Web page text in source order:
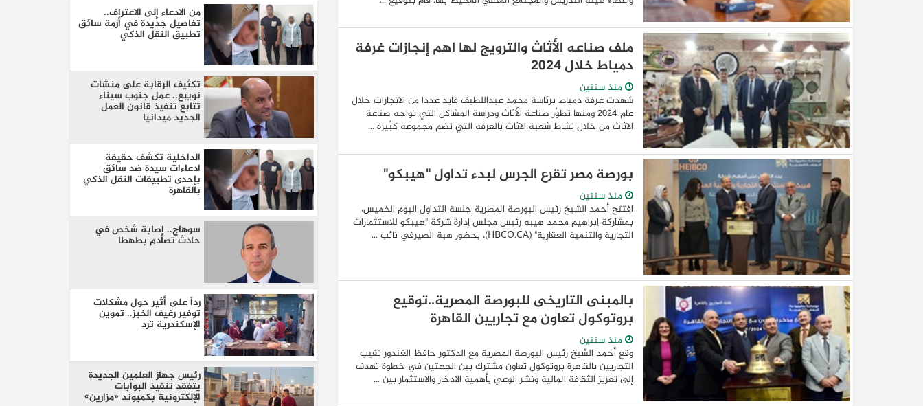
ملف صناعه الأثاث والترويج لها اهم إنجازات غرفة
دمياط خلال 2024
منذ سنتين
شهدت غرفة دمياط برئاسة محمد عبداللطيف فايد عددا من الانجازات خلال
عام 2024 ومنها تطوٌر صناعة الأثاث ودراسة المشاكل التي تواجه صناعة
الاثاث من خلال نشاط شعبة الاثاث بالغرفة التي تضم مجموعة كبٌيرة ...
بورصة مصر تقرع الجرس لبدء تداول "هيبكو"
منذ سنتين
افتتح أحمد الشيخ رئيس البورصة المصرية جلسة التداول اليوم الخميس،
بمشاركة إبراهيم محمد هيبه رئيس مجلس إدارة شركة "هيبكو للاستثمارات
التجارية والتنمية العقارية" (HBCO.CA)، بحضور هبة الصيرفي نائب ...
بالمبنى التاريخى للبورصة المصرية..توقيع
بروتوكول تعاون مع تجاريين القاهرة
منذ سنتين
وقع أحمد الشيخ رئيس البورصة المصرية مع الدكتور حافظ الغندور نقيب
التجاريين بالقاهرة بروتوكول تعاون مشترك بين الجهتين في خطوة تهدف
إلى تعزيز الثقافة المالية ونشر الوعي بأهمية الادخار والاستثمار بين ...
من الادعاء إلى الاعتراف..
تفاصيل جديدة في أزمة سائق
تطبيق النقل الذكي
تكثيف الرقابة على منشات
نويبع.. عمل جنوب سيناء
تتابع تنفيذ قانون العمل
الجديد ميدانيا
الداخلية تكشف حقيقة
ادعاءات سيدة ضد سائق
بإحدى تطبيقات النقل الذكي
بالقاهرة
سوهاج.. إصابة شخص في
حادث تصادم بطهطا
رداً على أثير حول مشكلات
توفير رغيف الخبز.. تموين
الإسكندرية ترد
رئيس جهاز العلمين الجديدة
يتفقد تنفيذ البوابات
الإلكترونية بكمبوند «مزارين»